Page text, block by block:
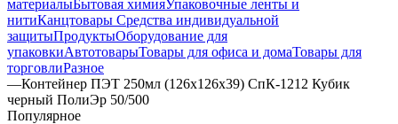
материалыБытовая химияУпаковочные ленты и
нитиКанцтовары Средства индивидуальной
защитыПродуктыОборудование для
упаковкиАвтотоварыТовары для офиса и домаТовары для
торговлиРазное
—Контейнер ПЭТ 250мл (126х126х39) СпК-1212 Кубик
черный ПолиЭр 50/500
Популярное